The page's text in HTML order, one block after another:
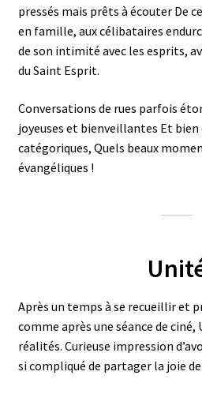
pressés mais prêts à écouter De
en famille, aux célibataires
de son intimité avec les esprits,
du Saint Esprit.
Conversations de rues parfois
joyeuses et bienveillantes Et bien
catégoriques, Quels beaux
évangéliques !
Après un temps à se recueillir et
comme après une séance de ciné,
réalités. Curieuse impression
si compliqué de partager la joie de